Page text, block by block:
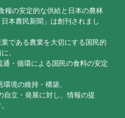
糧の安定的な供給と日本の農林
本農民新聞」は創刊されまし
である農業を大切にする国民的
、
・循環による国民の食料の安定
境の維持・構築、
自立・発展に対し、情報の提